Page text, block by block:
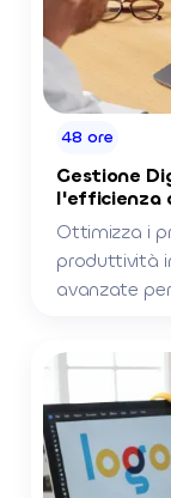
48 ore
Gestione
l'efficienza
Ottimizza i
produttività
avanzate